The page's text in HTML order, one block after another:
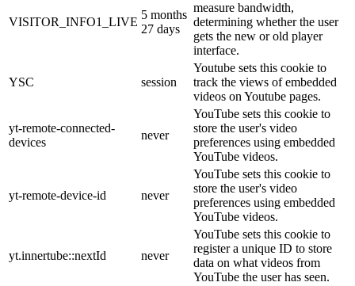
VISITOR_INFO1_LIVE
5 months
27 days
measure bandwidth,
determining whether the user
gets the new or old player
interface.
YSC session
Youtube sets this cookie to
track the views of embedded
videos on Youtube pages.
yt-remote-connected-
devices
never
YouTube sets this cookie to
store the user's video
preferences using embedded
YouTube videos.
yt-remote-device-id never
YouTube sets this cookie to
store the user's video
preferences using embedded
YouTube videos.
yt.innertube::nextId never
YouTube sets this cookie to
register a unique ID to store
data on what videos from
YouTube the user has seen.